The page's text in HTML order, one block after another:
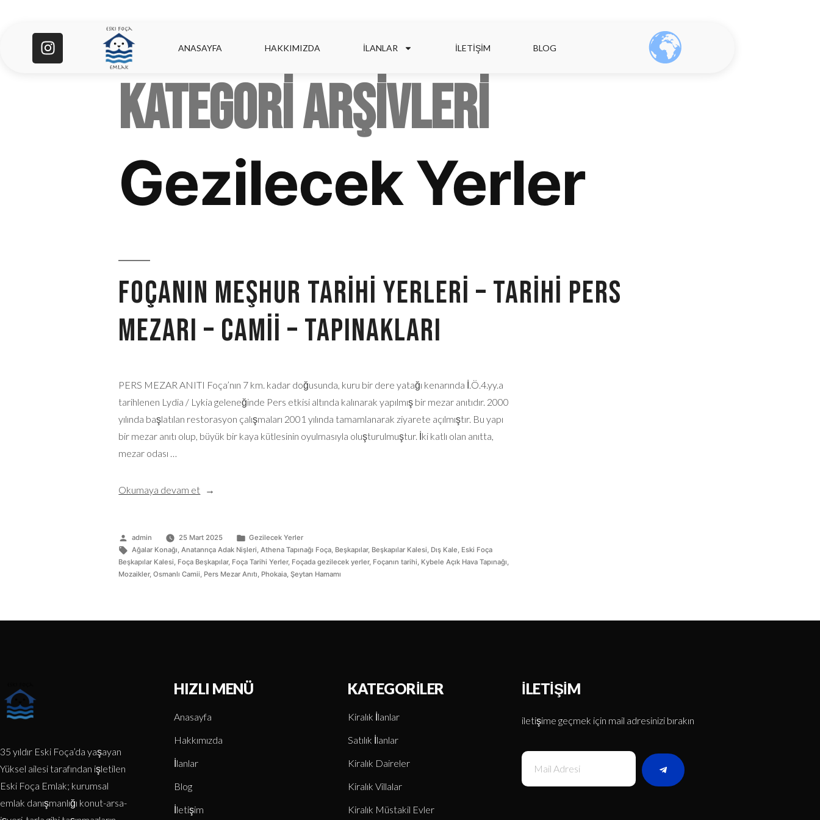
ANASAYFA HAKKIMIZDA İLANLAR İLETIŞIM BLOG
Kategori arşivleri
Gezilecek Yerler
Foçanın Meşhur Tarihi Yerleri – Tarihi Pers
Mezarı – Camii – Tapınakları
PERS MEZAR ANITI Foça’nın 7 km. kadar doğusunda, kuru bir dere yatağı kenarında İ.Ö.4.yy.a
tarihlenen Lydia / Lykia geleneğinde Pers etkisi altında kalınarak yapılmış bir mezar anıtıdır. 2000
yılında başlatılan restorasyon çalışmaları 2001 yılında tamamlanarak ziyarete açılmıştır. Bu yapı
bir mezar anıtı olup, büyük bir kaya kütlesinin oyulmasıyla oluşturulmuştur. İki katlı olan anıtta,
mezar odası …
Okumaya devam et
admin 25 Mart 2025
Gezilecek Yerler
Ağalar Konağı,Anatanrıça Adak Nişleri,Athena Tapınağı Foça, Beşkapılar, Beşkapılar Kalesi, Dış Kale, Eski Foça
Beşkapılar Kalesi, Foça Beşkapılar, Foça Tarihi Yerler, Foçada gezilecek yerler, Foçanın tarihi, Kybele Açık Hava Tapınağı,
Mozaikler,Osmanlı Camii, Pers Mezar Anıtı, Phokaia,Şeytan Hamamı
35 yıldır Eski Foça’da yaşayan
Yüksel ailesi tarafından işletilen
Eski Foça Emlak; kurumsal
emlak danışmanlığı konut-arsa-
HIZLI MENÜ
Anasayfa
Hakkımızda
İlanlar
Blog
İletişim
KATEGORILER
Kiralık İlanlar
Satılık İlanlar
Kiralık Daireler
Kiralık Villalar
Kiralık Müstakil Evler
İLETIŞIM
iletişime geçmek için mail adresinizi bırakın